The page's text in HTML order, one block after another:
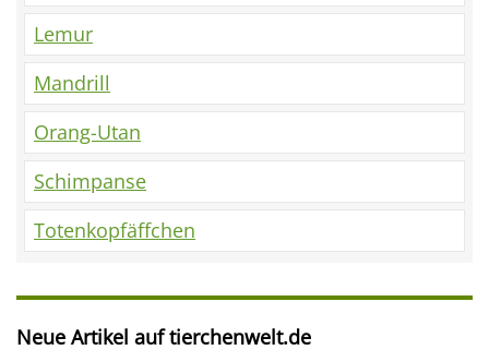
Lemur
Mandrill
Orang-Utan
Schimpanse
Totenkopfäffchen
Neue Artikel auf tierchenwelt.de